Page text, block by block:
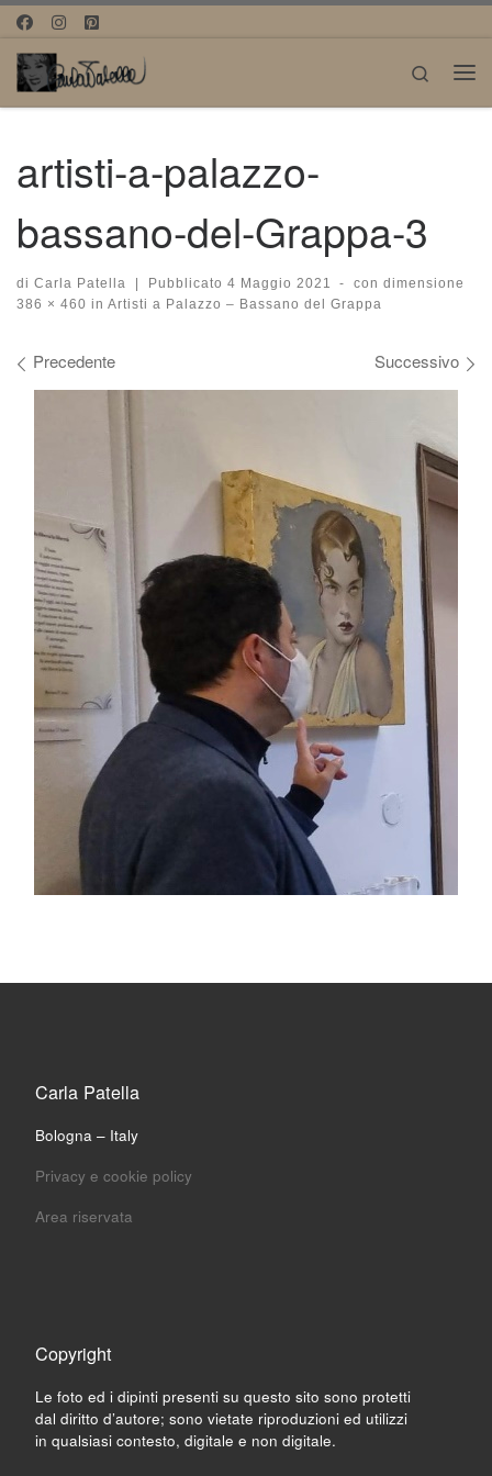
Passa al contenuto
Search
artisti-a-palazzo-
bassano-del-Grappa-3
di Carla Patella Pubblicato 4 Maggio 2021 -
con dimensione
386 × 460 in Artisti a Palazzo – Bassano del Grappa
Navigazione immagini
Precedente Successivo
Carla Patella
Bologna – Italy
Privacy e cookie policy
Area riservata
Copyright
Le foto ed i dipinti presenti su questo sito sono protetti
dal diritto d’autore; sono vietate riproduzioni ed utilizzi
in qualsiasi contesto, digitale e non digitale.